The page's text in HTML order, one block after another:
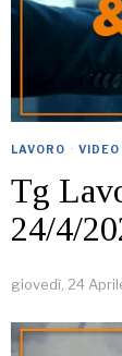
LAVORO · VIDEO
Tg
24/4/
giovedì, 24